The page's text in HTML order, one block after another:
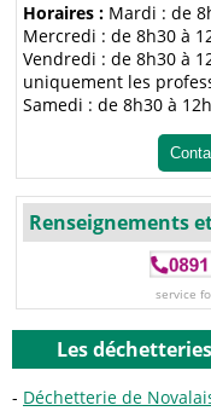
Horaires : Mardi : de
Mercredi : de 8h30 à
Vendredi : de 8h30 à
uniquement les
Samedi : de 8h30 à
Renseignements
service
Les
Déchetterie de